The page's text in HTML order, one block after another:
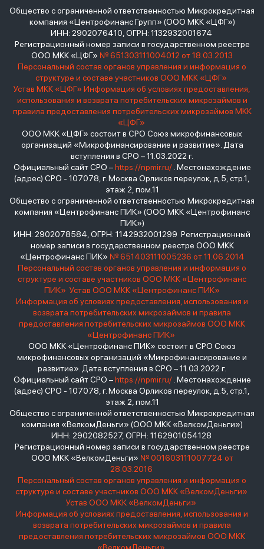
Общество с ограниченной ответственностью Микрокредитная
компания «Центрофинанс Групп» (ООО МКК «ЦФГ»)
ИНН: 2902076410, ОГРН: 1132932001674
Регистрационный номер записи в государственном реестре
ООО МКК «ЦФГ» № 651303111004012 от 18.03.2013
Персональный состав органов управления и информация о
структуре и составе участников ООО МКК «ЦФГ»
Устав МКК «ЦФГ» Информация об условиях предоставления,
использования и возврата потребительских микрозаймов и
правила предоставления потребительских микрозаймов МКК
«ЦФГ»
ООО МКК «ЦФГ» состоит в СРО Союз микрофинансовых
организаций «Микрофинансирование и развитие». Дата
вступления в СРО – 11.03.2022 г.
Официальный сайт СРО –https://npmir.ru/. Местонахождение
(адрес) СРО - 107078, г. Москва Орликов переулок, д.5, стр.1,
этаж 2, пом.11
Общество с ограниченной ответственностью Микрокредитная
компания «Центрофинанс ПИК» (ООО МКК «Центрофинанс
ПИК»)
ИНН: 2902078584, ОГРН: 1142932001299 Регистрационный
номер записи в государственном реестре ООО МКК
«Центрофинанс ПИК» № 651403111005236 от 11.06.2014
Персональный состав органов управления и информация о
структуре и составе участников ООО МКК «Центрофинанс
ПИК» Устав ООО МКК «Центрофинанс ПИК»
Информация об условиях предоставления, использования и
возврата потребительских микрозаймов и правила
предоставления потребительских микрозаймов ООО МКК
«Центрофинанс ПИК»
ООО МКК «Центрофинанс ПИК» состоит в СРО Союз
микрофинансовых организаций «Микрофинансирование и
развитие». Дата вступления в СРО – 11.03.2022 г.
Официальный сайт СРО –https://npmir.ru/. Местонахождение
(адрес) СРО - 107078, г. Москва Орликов переулок, д.5, стр.1,
этаж 2, пом.11
Общество с ограниченной ответственностью Микрокредитная
компания «ВелкомДеньги» (ООО МКК «ВелкомДеньги»)
ИНН: 2902082527, ОГРН: 1162901054128
Регистрационный номер записи в государственном реестре
ООО МКК «ВелкомДеньги» № 001603111007724 от
28.03.2016
Персональный состав органов управления и информация о
структуре и составе участников ООО МКК «ВелкомДеньги»
Устав ООО МКК «ВелкомДеньги»
Информация об условиях предоставления, использования и
возврата потребительских микрозаймов и правила
предоставления потребительских микрозаймов ООО МКК